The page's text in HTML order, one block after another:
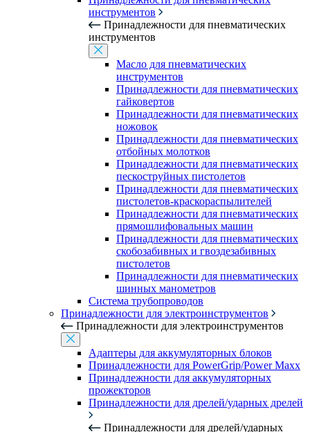
инструментов
Принадлежности для пневматических
инструментов
Масло для пневматических
инструментов
Принадлежности для пневматических
гайковертов
Принадлежности для пневматических
ножовок
Принадлежности для пневматических
отбойных молотков
Принадлежности для пневматических
пескоструйных пистолетов
Принадлежности для пневматических
пистолетов-краскораспылителей
Принадлежности для пневматических
прямошлифовальных машин
Принадлежности для пневматических
скобозабивных и гвоздезабивных
пистолетов
Принадлежности для пневматических
шинных манометров
Система трубопроводов
Принадлежности для электроинструментов
Принадлежности для электроинструментов
Адаптеры для аккумуляторных блоков
Принадлежности для PowerGrip/Power Maxx
Принадлежности для аккумуляторных
прожекторов
Принадлежности для дрелей/ударных дрелей
Принадлежности для дрелей/ударных